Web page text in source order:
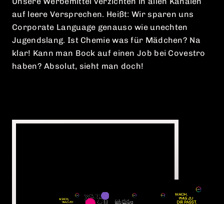
Unsere Werbemittel verzichten in allen Kanälen
auf leere Versprechen. Heißt: Wir sparen uns
Corporate Language genauso wie unechten
Jugendslang. Ist Chemie was für Mädchen? Na
klar! Kann man Bock auf einen Job bei Covestro
haben? Absolut, sieht man doch!